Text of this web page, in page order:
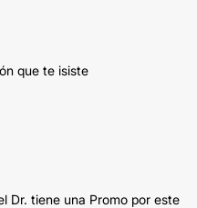
que te isiste
Dr. tiene una Promo por este